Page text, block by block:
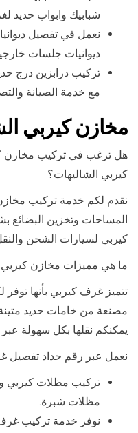
شبابيك وابواب حديد
نعمل في تفصيل
ديوانيات جلسات
تركيب درابزين درج
مع خدمة الصيانة
مخازن كيربي
هل ترغب في تركيب مخازن
كيربي الشاليهات؟
نقدم لكم خدمة تركيب
المساحات وتخزين البضائع
كيربي لسيارات الشحن
ما هي مميزات مخازن
تتميز غرف كيربي بأنها
مصنعة من خامات حديد متينة
يمكنكم نقلها بكل سهولة
نعمل عبر رقم حداد تفصيل
تركيب مظلات
مظلات شبرة.
نوفر خدمة تركيب